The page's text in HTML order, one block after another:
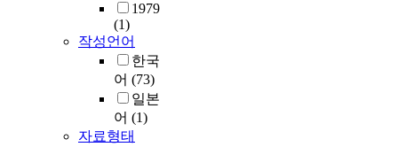
1979
(1)
작성언어
한국
어 (73)
일본
어 (1)
자료형태